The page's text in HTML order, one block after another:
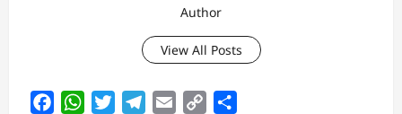
Author
View All Posts
FacebookWhatsAppTwitterTelegram
Email
Copy